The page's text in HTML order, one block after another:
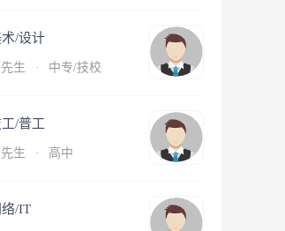
/设计
生 · 中专/技校
/普工
生 · 高中
络/IT